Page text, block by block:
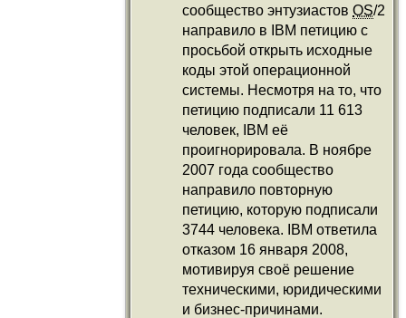
сообщество энтузиастов OS/2
направило в IBM петицию с
просьбой открыть исходные
коды этой операционной
системы. Несмотря на то, что
петицию подписали 11 613
человек, IBM её
проигнорировала. В ноябре
2007 года сообщество
направило повторную
петицию, которую подписали
3744 человека. IBM ответила
отказом 16 января 2008,
мотивируя своё решение
техническими, юридическими
и бизнес-причинами.